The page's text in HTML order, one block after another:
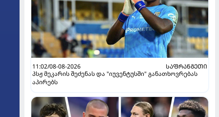
11:02/08-08-2026
ᲡᲐᲤᲠᲐᲜᲒᲔᲗᲘ
პსჟ მეკარის შეძენას და "იუვენტუსში" განათხოვრებას
აპირებს